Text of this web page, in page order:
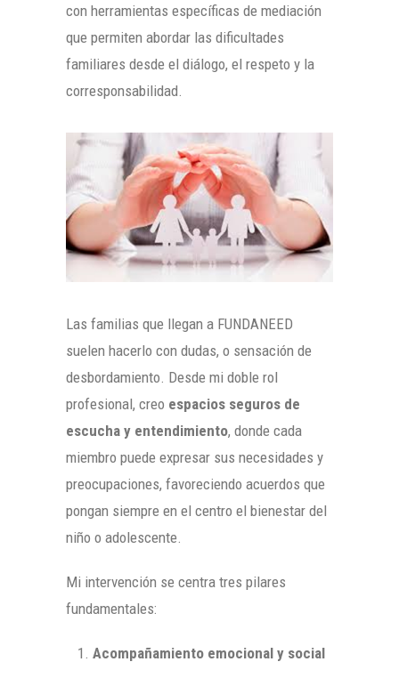
con herramientas específicas de mediación
que permiten abordar las dificultades
familiares desde el diálogo, el respeto y la
corresponsabilidad.
Las familias que llegan a FUNDANEED
suelen hacerlo con dudas, o sensación de
desbordamiento. Desde mi doble rol
profesional, creo espacios seguros de
escucha y entendimiento, donde cada
miembro puede expresar sus necesidades y
preocupaciones, favoreciendo acuerdos que
pongan siempre en el centro el bienestar del
niño o adolescente.
Mi intervención se centra tres pilares
fundamentales:
Acompañamiento emocional y social